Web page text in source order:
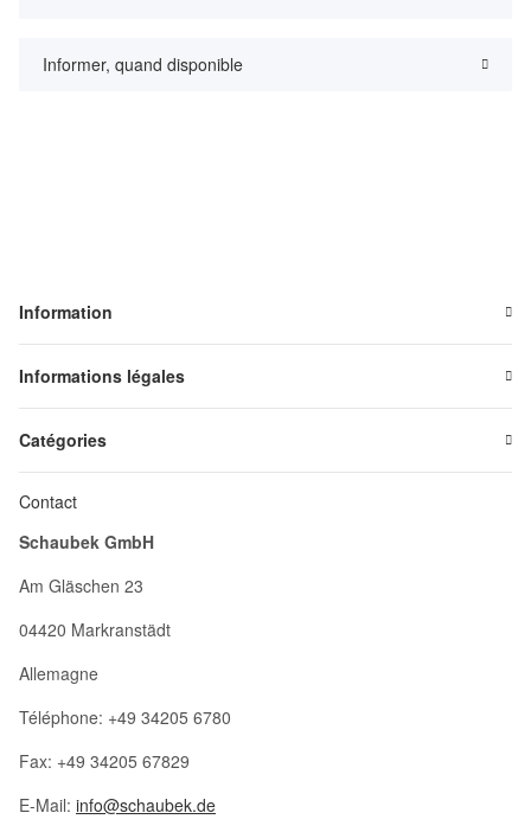
Informer, quand disponible
Information
Informations légales
Catégories
Contact
Schaubek GmbH
Am Gläschen 23
04420 Markranstädt
Allemagne
Téléphone: +49 34205 6780
Fax: +49 34205 67829
E-Mail: info@schaubek.de